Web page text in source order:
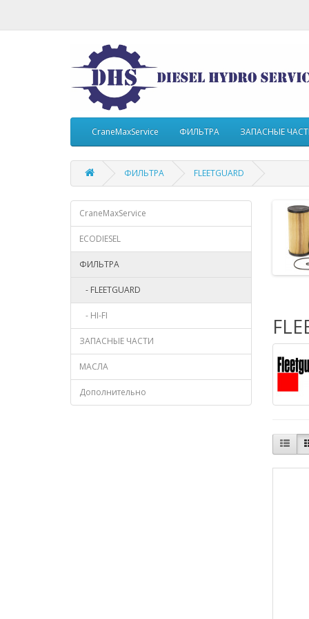
CraneMaxService ФИЛЬТРА ЗАПАСНЫЕ
ФИЛЬТРА FLEETGUARD
CraneMaxService
ECODIESEL
ФИЛЬТРА
- FLEETGUARD
- HI-FI
ЗАПАСНЫЕ ЧАСТИ
МАСЛА
Дополнительно